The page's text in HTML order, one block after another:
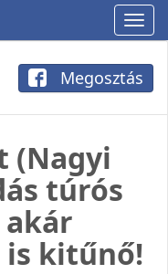
Megosztás
(Nagyi
túrós
kitűnő!